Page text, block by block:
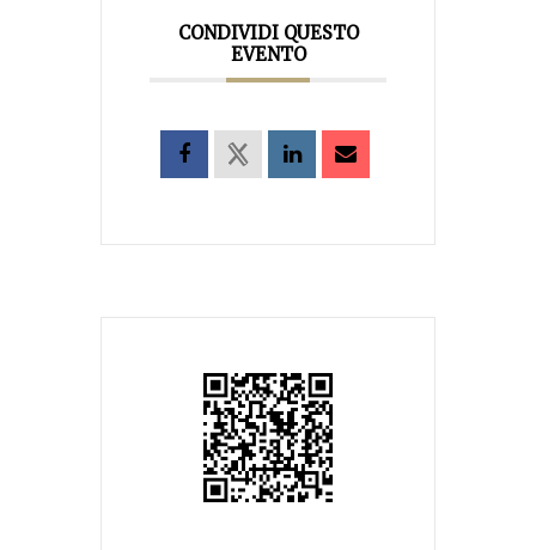
CONDIVIDI QUESTO
EVENTO